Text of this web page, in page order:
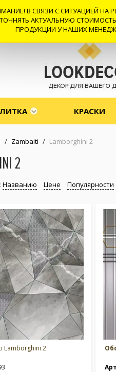
СОТРУДНИЧЕСТВО КОНТАКТЫ
КРАСКИ
/ Zambaiti / Lamborghini 2
2
Названию Цене Популярности
Lamborghini 2
В СВЯЗИ С СИТУАЦИЕЙ НА
АКТУАЛЬНУЮ
ПРОДУКЦИИ У НАШИХ